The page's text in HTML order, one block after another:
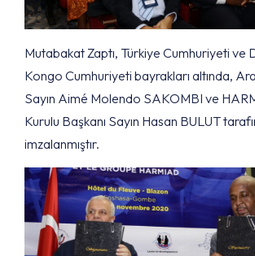
Mutabakat Zaptı, Türkiye Cumhuriyeti ve
Kongo Cumhuriyeti bayrakları altında,
Sayın Aimé Molendo SAKOMBI ve
Kurulu Başkanı Sayın Hasan BULUT
imzalanmıştır.